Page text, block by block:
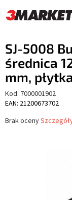
do
treści
SJ-5008
średnica
mm,
Kod: 7000001902
EAN: 21200673702
Średnia
Brak oceny